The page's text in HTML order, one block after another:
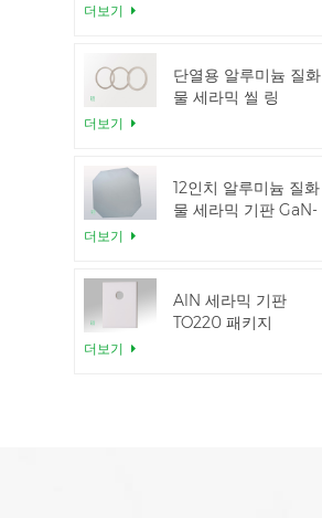
더보기
단열용 알루미늄 질화
물 세라믹 씰 링
더보기
12인치 알루미늄 질화
물 세라믹 기판 GaN-
더보기
AlN 세라믹 기판
TO220 패키지
더보기